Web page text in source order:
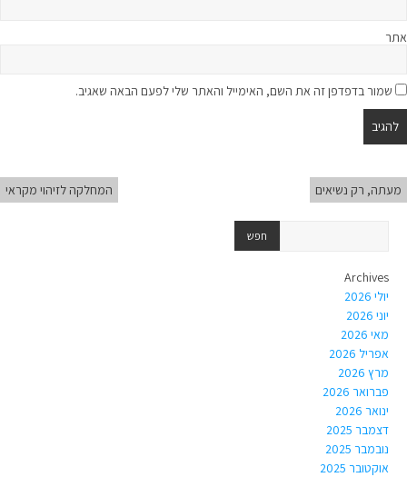
אתר
שמור בדפדפן זה את השם, האימייל והאתר שלי לפעם הבאה שאגיב.
מעתה, רק נשיאים המחלקה לזיהוי מקראי
Archives
יולי 2026
יוני 2026
מאי 2026
אפריל 2026
מרץ 2026
פברואר 2026
ינואר 2026
דצמבר 2025
נובמבר 2025
אוקטובר 2025